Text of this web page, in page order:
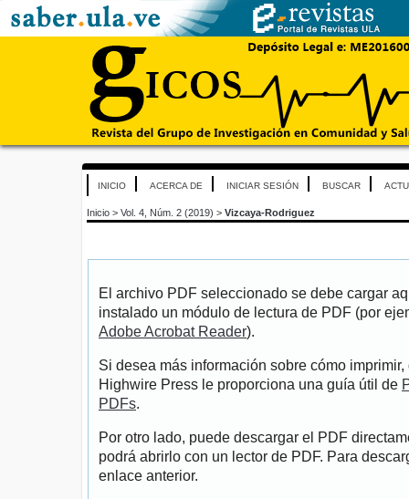
INICIO ACERCA DE INICIAR SESIÓN BUSCAR
Inicio > Vol. 4, Núm. 2 (2019) > Vizcaya-Rodriguez
El archivo PDF seleccionado se debe cargar
instalado un módulo de lectura de PDF (por
Adobe Acrobat Reader).
Si desea más información sobre cómo
Highwire Press le proporciona una guía útil de
PDFs.
Por otro lado, puede descargar el PDF
podrá abrirlo con un lector de PDF. Para
enlace anterior.